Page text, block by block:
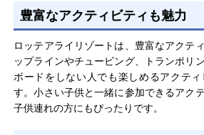
豊富なアクティビティも魅力
ロッテアライリゾートは、豊富なアクテ
ップラインやチュービング、トランポリ
ボードをしない人でも楽しめるアクテ
す。小さい子供と一緒に参加できるアク
子供連れの方にもぴったりです。